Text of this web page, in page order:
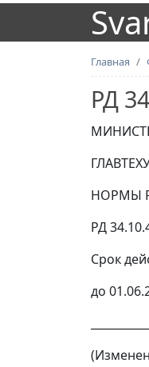
Главная
РД
НОРМЫ
РД
Срок
до